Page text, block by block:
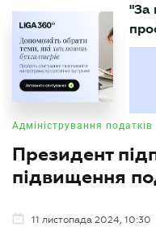
БУХГАЛТЕР
"За
Адміністрування податків
Президент
підвищення
11 листопада 2024, 10:30